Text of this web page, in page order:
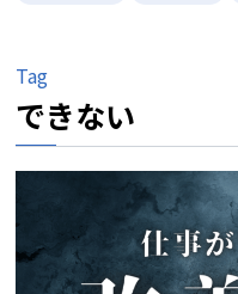
Tag
できない